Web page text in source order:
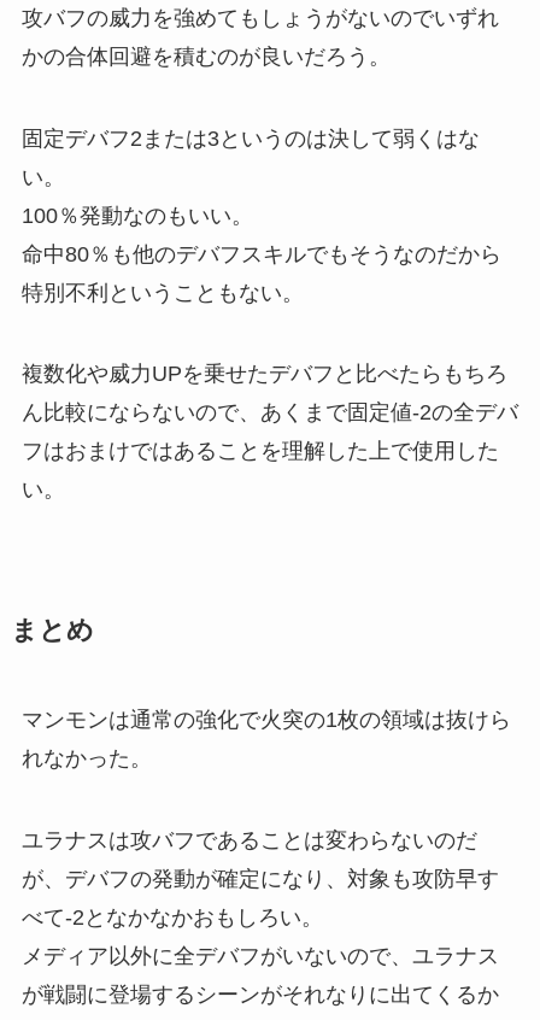
攻バフの威力を強めてもしょうがないのでいずれ
かの合体回避を積むのが良いだろう。
固定デバフ2または3というのは決して弱くはな
い。
100％発動なのもいい。
命中80％も他のデバフスキルでもそうなのだから
特別不利ということもない。
複数化や威力UPを乗せたデバフと比べたらもちろ
ん比較にならないので、あくまで固定値-2の全デバ
フはおまけではあることを理解した上で使用した
い。
まとめ
マンモンは通常の強化で火突の1枚の領域は抜けら
れなかった。
ユラナスは攻バフであることは変わらないのだ
が、デバフの発動が確定になり、対象も攻防早す
べて-2となかなかおもしろい。
メディア以外に全デバフがいないので、ユラナス
が戦闘に登場するシーンがそれなりに出てくるか